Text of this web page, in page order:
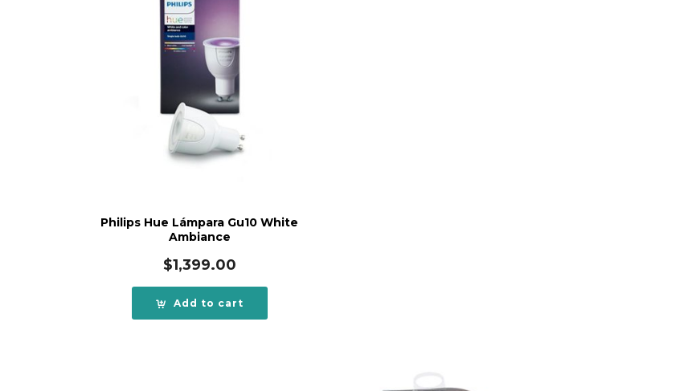
Philips Hue Lámpara Gu10 White
Ambiance
$1,399.00
Add to cart